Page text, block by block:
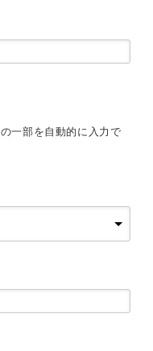
一部を自動的に入力で